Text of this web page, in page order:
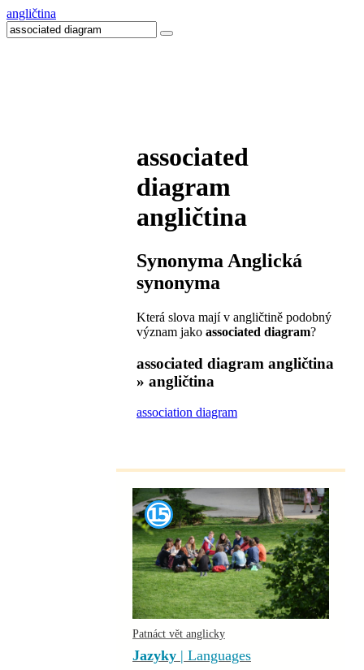
angličtina
associated
diagram
angličtina
Synonyma Anglická
synonyma
Která slova mají v angličtině podobný
význam jako associated diagram?
associated diagram angličtina
» angličtina
association diagram
Patnáct vět anglicky
Jazyky | Languages